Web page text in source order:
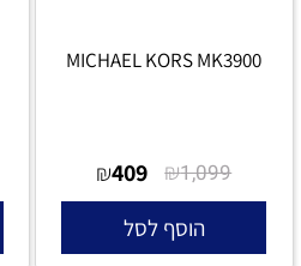
MICHAEL KORS MK3900
₪1,099
₪409
הוסף לסל